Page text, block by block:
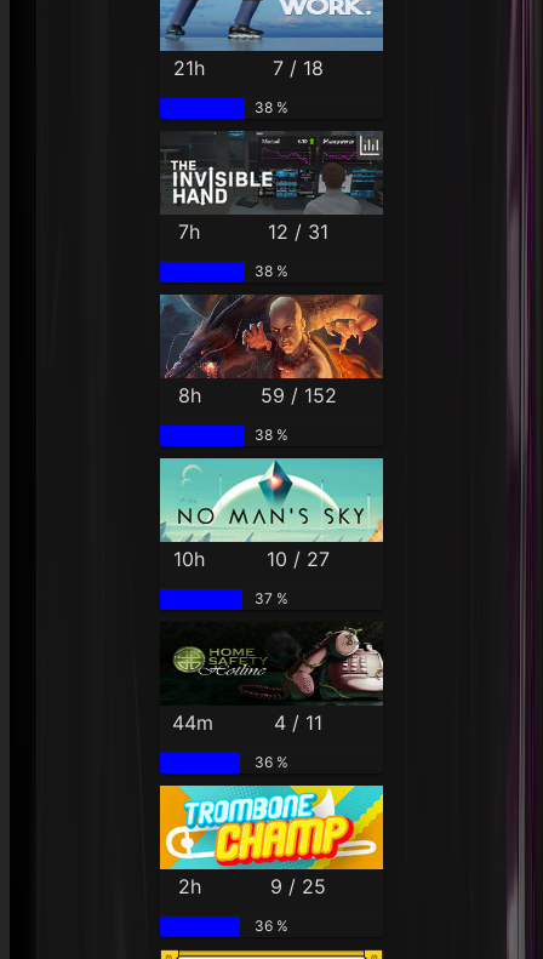
21h 7 / 18
38 %
7h 12 / 31
38 %
8h 59 / 152
38 %
10h 10 / 27
37 %
44m 4 / 11
36 %
2h 9 / 25
36 %